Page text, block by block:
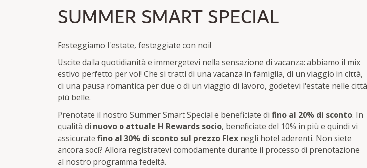
Diventa socio e risparmia fino al 30% di sconto
Pernottamento escl./incl. prima colazione
SUMMER SMART SPECIAL
Festeggiamo l'estate, festeggiate con noi!
Uscite dalla quotidianità e immergetevi nella sensazione di vacanza: abbiamo il mix
estivo perfetto per voi! Che si tratti di una vacanza in famiglia, di un viaggio in città,
di una pausa romantica per due o di un viaggio di lavoro, godetevi l'estate nelle città
più belle.
Prenotate il nostro Summer Smart Special e beneficiate di fino al 20% di sconto. In
qualità di nuovo o attuale H Rewards socio, beneficiate del 10% in più e quindi vi
assicurate fino al 30% di sconto sul prezzo Flex negli hotel aderenti. Non siete
ancora soci? Allora registratevi comodamente durante il processo di prenotazione
al nostro programma fedeltà.